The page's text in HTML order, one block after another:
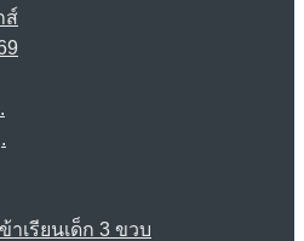
ส์
าเรียนเด็ก 3 ขวบ